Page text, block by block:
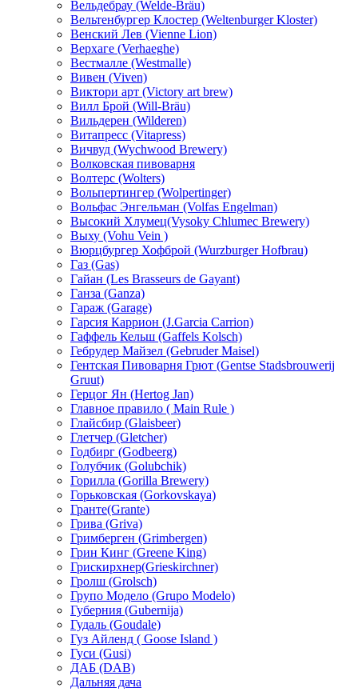
Вельдебрау (Welde-Bräu)
Вельтенбургер Клостер (Weltenburger Kloster)
Венский Лев (Vienne Lion)
Верхаге (Verhaeghe)
Вестмалле (Westmalle)
Вивен (Viven)
Виктори арт (Victory art brew)
Вилл Брой (Will-Bräu)
Вильдерен (Wilderen)
Витапресс (Vitapress)
Вичвуд (Wychwood Brewery)
Волковская пивоварня
Волтерс (Wolters)
Вольпертингер (Wolpertinger)
Вольфас Энгельман (Volfas Engelman)
Высокий Хлумец(Vysoky Chlumec Brewery)
Выху (Vohu Vein )
Вюрцбургер Хофброй (Wurzburger Hofbrau)
Газ (Gas)
Гайан (Les Brasseurs de Gayant)
Ганза (Ganza)
Гараж (Garage)
Гарсия Каррион (J.Garcia Carrion)
Гаффель Кельш (Gaffels Kolsch)
Гебрудер Майзел (Gebruder Maisel)
Гентская Пивоварня Грют (Gentse Stadsbrouwerij
Gruut)
Герцог Ян (Hеrtog Jan)
Главное правило ( Main Rule )
Глайсбир (Glaisbeer)
Глетчер (Gletcher)
Годбирг (Godbeerg)
Голубчик (Golubchik)
Горилла (Gorilla Brewery)
Горьковская (Gorkovskaya)
Гранте(Grante)
Грива (Griva)
Гримберген (Grimbergen)
Грин Кинг (Greene King)
Грискирхнер(Grieskirchner)
Гролш (Grolsch)
Групо Модело (Grupo Modelo)
Губерния (Gubernija)
Гудаль (Goudale)
Гуз Айленд ( Goose Island )
Гуси (Gusi)
ДАБ (DAB)
Дальняя дача